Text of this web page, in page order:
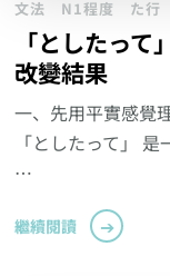
文法 N1程度 た行
「としたっ
改變結果
一、先用平實感
「としたって」
…
繼續閱讀